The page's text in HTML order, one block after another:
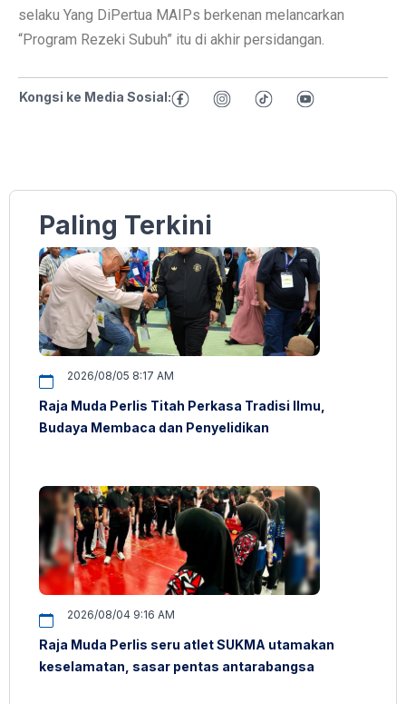
selaku Yang DiPertua MAIPs berkenan melancarkan
“Program Rezeki Subuh” itu di akhir persidangan.
Kongsi ke Media Sosial:
Paling Terkini
2026/08/05 8:17 AM
Raja Muda Perlis Titah Perkasa Tradisi Ilmu,
Budaya Membaca dan Penyelidikan
2026/08/04 9:16 AM
Raja Muda Perlis seru atlet SUKMA utamakan
keselamatan, sasar pentas antarabangsa